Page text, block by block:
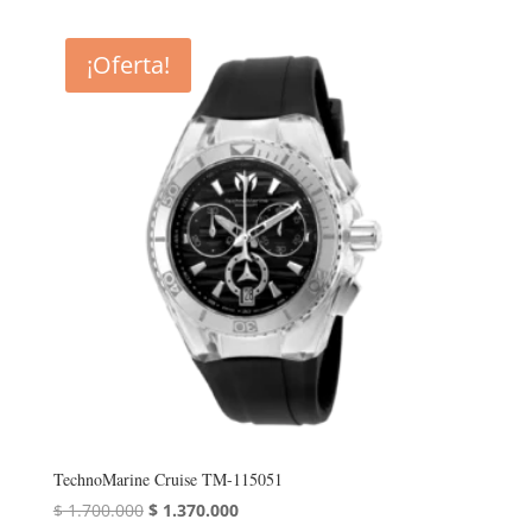
¡Oferta!
TechnoMarine Cruise TM-115051
$1.700.000 El
$1.370.000El